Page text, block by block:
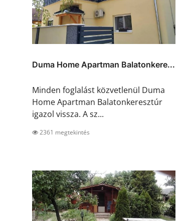
Duma Home Apartman Balatonkere...
Minden foglalást közvetlenül Duma
Home Apartman Balatonkeresztúr
igazol vissza. A sz...
2361 megtekintés